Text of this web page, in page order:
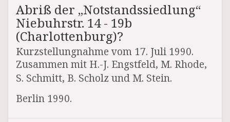
Abriß der „Notstandssiedlung“
Niebuhrstr. 14 - 19b
(Charlottenburg)?
Kurzstellungnahme vom 17. Juli 1990.
Zusammen mit H.-J. Engstfeld, M. Rhode,
S. Schmitt, B. Scholz und M. Stein.
Berlin 1990.